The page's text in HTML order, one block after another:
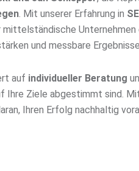
. Mit unserer Erfahrung in
Unternehmen
und messbare
auf individueller Beratung
Ihre Ziele abgestimmt sind.
Ihren Erfolg nachhaltig